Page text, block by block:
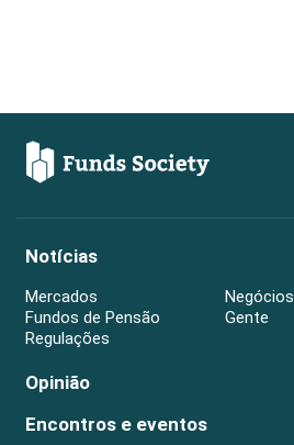
Notícias
Mercados
Negócios
Fundos de Pensão
Gente
Regulações
Opinião
Encontros e eventos